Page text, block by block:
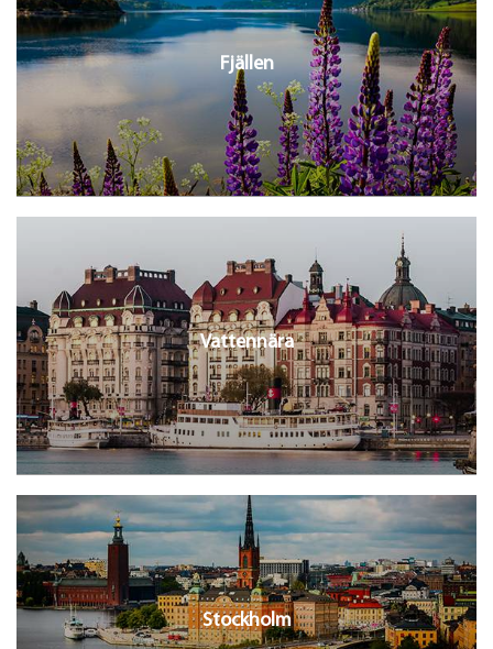
Fjällen
Vattennära
Stockholm